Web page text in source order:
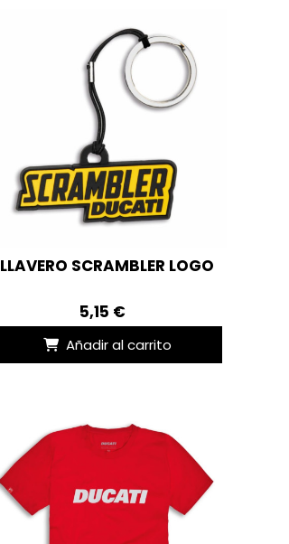
LLAVERO SCRAMBLER LOGO
5,15 €
Añadir al carrito